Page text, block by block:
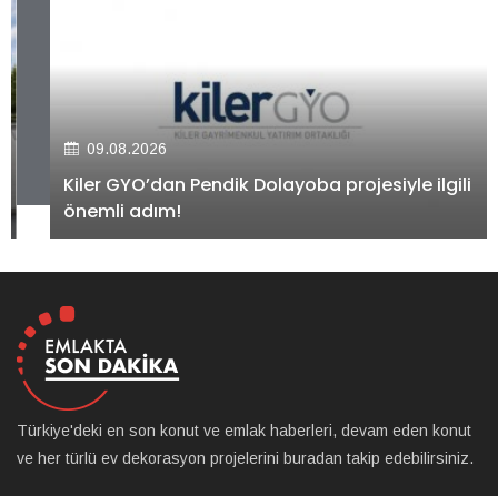
09.08.2026
Kiler GYO’dan Pendik Dolayoba projesiyle ilgili
önemli adım!
Türkiye'deki en son konut ve emlak haberleri, devam eden konut
ve her türlü ev dekorasyon projelerini buradan takip edebilirsiniz.